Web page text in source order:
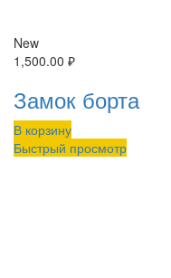
New
1,500.00 ₽
Замок борта
В корзину
Быстрый просмотр